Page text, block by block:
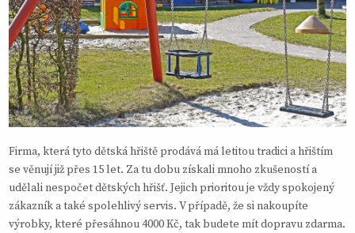
Firma, která tyto dětská hřiště prodává má letitou tradici a hřištím
se věnují již přes 15 let. Za tu dobu získali mnoho zkušeností a
udělali nespočet dětských hřišť. Jejich prioritou je vždy spokojený
zákazník a také spolehlivý servis. V případě, že si nakoupíte
výrobky, které přesáhnou 4000 Kč, tak budete mít dopravu zdarma.